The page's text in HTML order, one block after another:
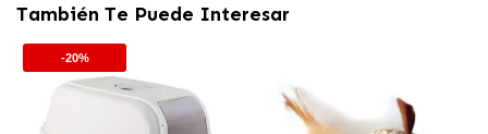
También Te Puede Interesar
-20%